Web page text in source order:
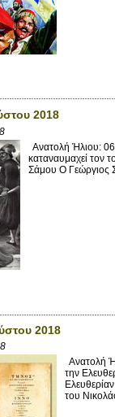
2018
Ανατολή Ήλιου:
καταναυμαχεί τον
Σάμου Ο Γεώργιος
2018
Ανατολή
την
του